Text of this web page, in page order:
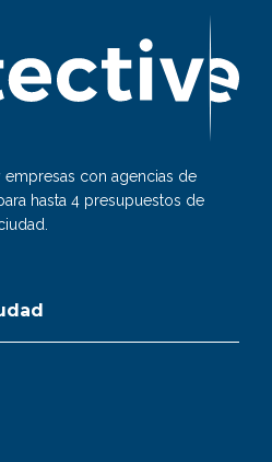
con agencias de
hasta 4 presupuestos de